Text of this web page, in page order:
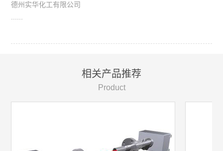
德州实华化工有限公司
......
相关产品推荐
Product